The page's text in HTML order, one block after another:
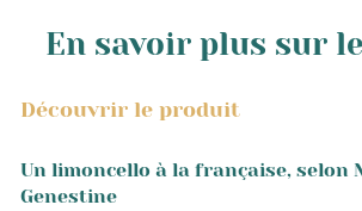
En savoir plus sur
Découvrir le produit
Un limoncello à la française, selon
Genestine